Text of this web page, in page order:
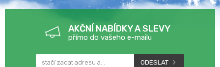
AKČNÍ NABÍDKY A SLEVY
přímo do vašeho e-mailu
ODESLAT